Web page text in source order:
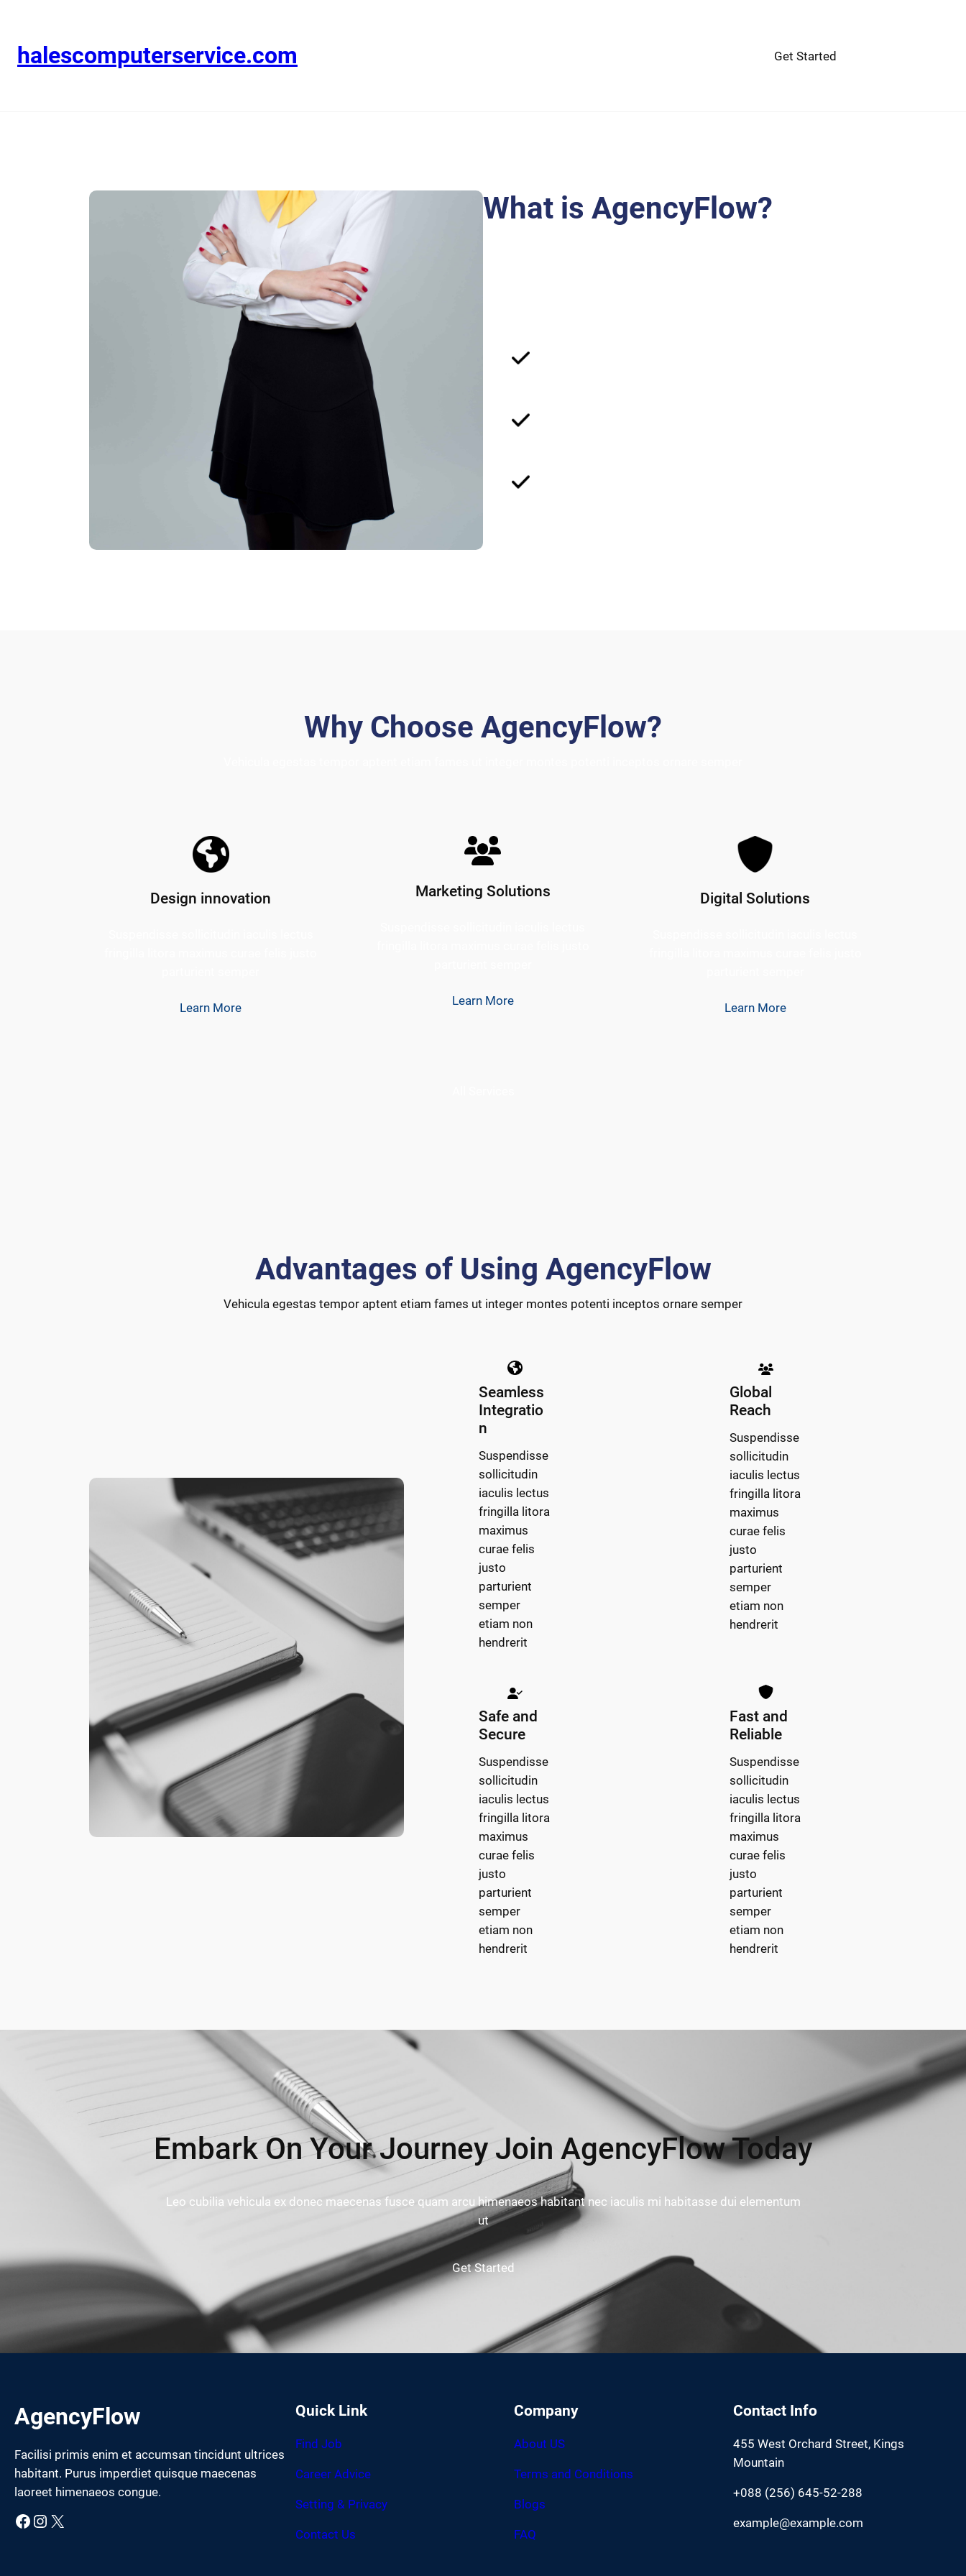
halescomputerservice.com Get Started
What is AgencyFlow?
Why Choose AgencyFlow?
Design innovation
Learn More
Marketing Solutions
Learn More
Digital Solutions
Learn More
Advantages of Using AgencyFlow
Vehicula egestas tempor aptent etiam fames ut integer montes potenti inceptos ornare semper
Seamless
Integratio
n
Suspendisse
sollicitudin
iaculis lectus
fringilla litora
maximus
curae felis
justo
parturient
semper
etiam non
hendrerit
Global
Reach
Suspendisse
sollicitudin
iaculis lectus
fringilla litora
maximus
curae felis
justo
parturient
semper
etiam non
hendrerit
Safe and
Secure
Suspendisse
sollicitudin
iaculis lectus
fringilla litora
maximus
curae felis
justo
parturient
semper
etiam non
hendrerit
Fast and
Reliable
Suspendisse
sollicitudin
iaculis lectus
fringilla litora
maximus
curae felis
justo
parturient
semper
etiam non
hendrerit
Embark On Your Journey Join AgencyFlow Today
Leo cubilia vehicula ex donec maecenas fusce quam arcu himenaeos habitant nec iaculis mi habitasse dui elementum
ut
Get Started
AgencyFlow
Facilisi primis enim et accumsan tincidunt ultrices
habitant. Purus imperdiet quisque maecenas
laoreet himenaeos congue.
Facebook Instagram X
Quick Link
Find Job
Career Advice
Setting & Privacy
Contact Us
Company
About US
Terms and Conditions
Blogs
FAQ
Contact Info
455 West Orchard Street, Kings
Mountain
+088 (256) 645-52-288
example@example.com